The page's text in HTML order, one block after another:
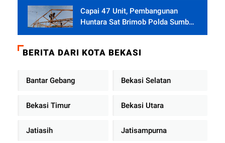
Capai 47 Unit, Pembangunan
Huntara Sat Brimob Polda Sumbar
Terus Berjalan di Pauh
BERITA DARI KOTA BEKASI
Bantar Gebang Bekasi Selatan
Bekasi Timur Bekasi Utara
Jatiasih Jatisampurna